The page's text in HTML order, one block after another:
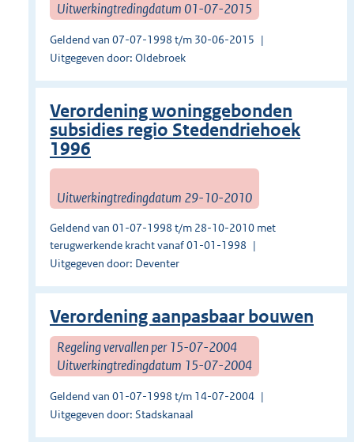
Uitwerkingtredingdatum 01-07-2015
Geldend van 07-07-1998 t/m 30-06-2015
Uitgegeven door: Oldebroek
Verordening woninggebonden
subsidies regio Stedendriehoek
1996
Uitwerkingtredingdatum 29-10-2010
Geldend van 01-07-1998 t/m 28-10-2010 met
terugwerkende kracht vanaf 01-01-1998
Uitgegeven door: Deventer
Verordening aanpasbaar bouwen
Regeling vervallen per 15-07-2004
Uitwerkingtredingdatum 15-07-2004
Geldend van 01-07-1998 t/m 14-07-2004
Uitgegeven door: Stadskanaal